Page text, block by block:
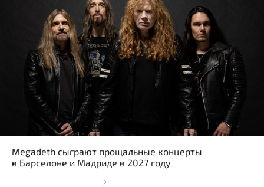
Megadeth сыграют прощальные концерты
в Барселоне и Мадриде в 2027 году